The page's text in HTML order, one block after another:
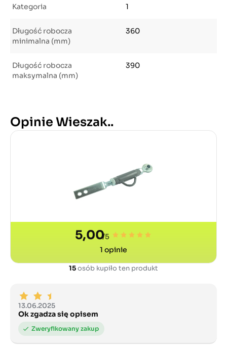
Kategoria 1
Długość robocza
minimalna (mm)
360
Długość robocza
maksymalna (mm)
390
Opinie Wieszak..
5,00/5
1 opinie
15osób kupiło ten produkt
13.06.2025
Ok zgadza się opisem